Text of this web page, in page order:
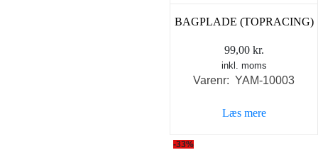
BAGPLADE (TOPRACING)
99,00 kr.
inkl. moms
Varenr: YAM-10003
Læs mere
-33%